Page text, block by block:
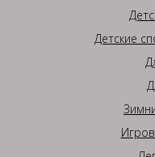
Детские